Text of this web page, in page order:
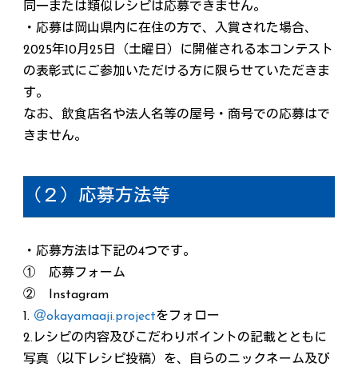
同一または類似レシピは応募できません。
・応募は岡山県内に在住の方で、入賞された場合、
2025年10月25日（土曜日）に開催される本コンテスト
の表彰式にご参加いただける方に限らせていただきま
す。
なお、飲食店名や法人名等の屋号・商号での応募はで
きません。
（２）応募方法等
・応募方法は下記の4つです。
① 応募フォーム
② Instagram
1. ＠okayamaaji.projectをフォロー
2.レシピの内容及びこだわりポイントの記載とともに
写真（以下レシピ投稿）を、自らのニックネーム及び